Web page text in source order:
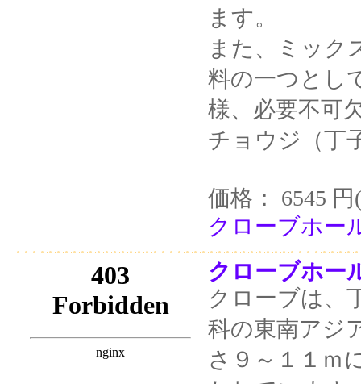
ます。
また、ミック
料の一つとし
様、必要不可
チョウジ（丁
価格： 6545
クローブホー
クローブホ
クローブは、
科の東南アジ
さ９～１１ｍ